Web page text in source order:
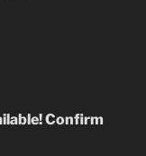
Confirm